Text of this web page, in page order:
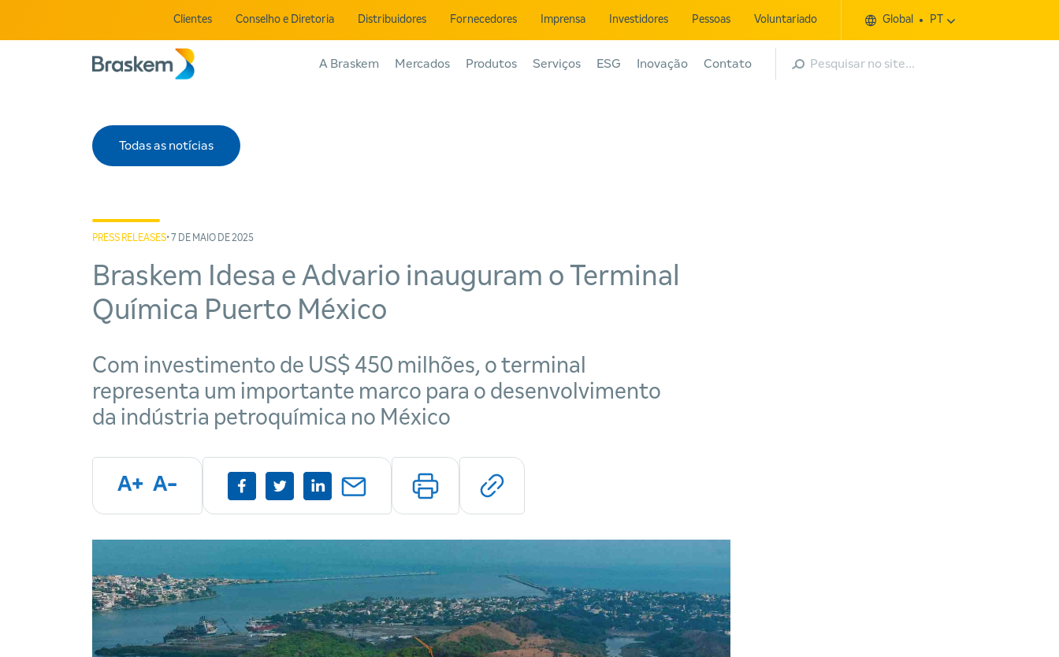
Clientes Conselho e Diretoria Distribuidores Fornecedores Imprensa Investidores Pessoas Voluntariado Global PT
A Braskem Mercados Produtos Serviços ESG Inovação Contato Pesquisar
Todas as notícias
PRESS RELEASES• 7 DE MAIO DE 2025
Braskem Idesa e Advario inauguram o Terminal
Química Puerto México
Com investimento de US$ 450 milhões, o terminal
representa um importante marco para o desenvolvimento
da indústria petroquímica no México
A+ A-